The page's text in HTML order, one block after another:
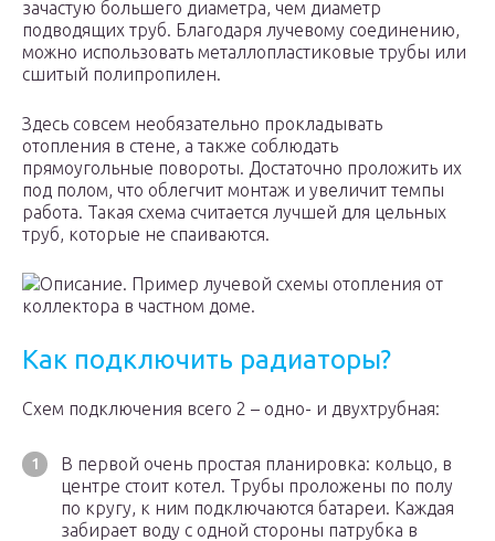
зачастую большего диаметра, чем диаметр
подводящих труб. Благодаря лучевому соединению,
можно использовать металлопластиковые трубы или
сшитый полипропилен.
Здесь совсем необязательно прокладывать
отопления в стене, а также соблюдать
прямоугольные повороты. Достаточно проложить их
под полом, что облегчит монтаж и увеличит темпы
работа. Такая схема считается лучшей для цельных
труб, которые не спаиваются.
Описание. Пример лучевой схемы отопления от
коллектора в частном доме.
Как подключить радиаторы?
Схем подключения всего 2 – одно- и двухтрубная:
В первой очень простая планировка: кольцо, в
центре стоит котел. Трубы проложены по полу
по кругу, к ним подключаются батареи. Каждая
забирает воду с одной стороны патрубка в